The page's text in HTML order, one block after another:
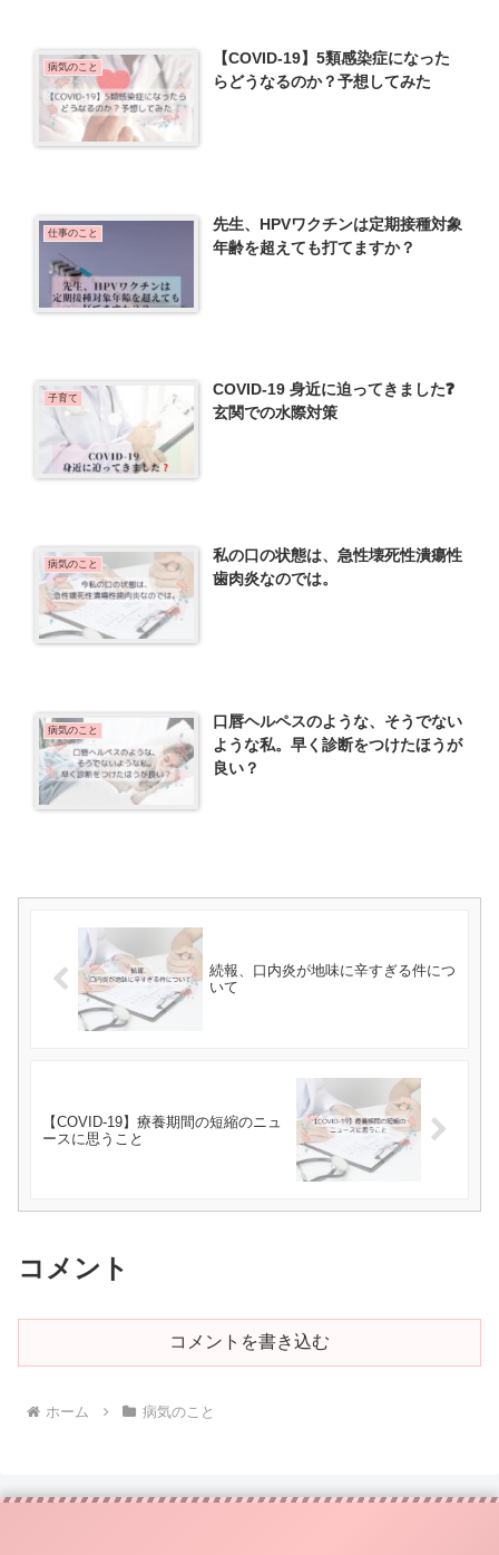
病気のこと
【COVID-19】5類感染症になった
らどうなるのか？予想してみた
仕事のこと
先生、HPVワクチンは定期接種対象
年齢を超えても打てますか？
子育て
COVID-19 身近に迫ってきました❓
玄関での水際対策
病気のこと
私の口の状態は、急性壊死性潰瘍性
歯肉炎なのでは。
病気のこと
口唇ヘルペスのような、そうでない
ような私。早く診断をつけたほうが
良い？
続報、口内炎が地味に辛すぎる件につ
いて
【COVID-19】療養期間の短縮のニュ
ースに思うこと
コメント
コメントを書き込む
ホーム 病気のこと